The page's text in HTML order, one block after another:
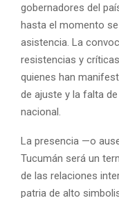
gobernadores del
hasta el momento
asistencia. La
resistencias y
quienes han
de ajuste y la falta
nacional.
La presencia —o
Tucumán será un
de las relaciones
patria de alto